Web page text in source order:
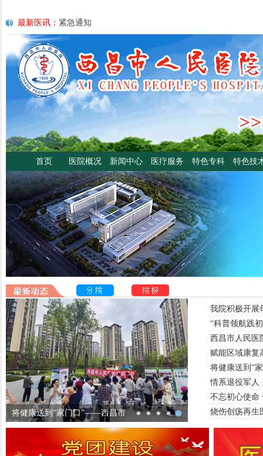
最新医讯： 紧急通知
最新医讯：好消息！四川大学华西医院泌尿外科专家魏强教授来院
最新医讯：西昌市人民总医院携手省科学普及专委会开展卫生下乡
宣传活动
最新医讯：
西昌市人民医院耳鼻咽喉头颈外科将于3月3日开展“全国
日”义诊活动
最新医讯： 重磅消息！2月21日起，四川大学华西医院泌尿外科魏强
将定期到西昌市人民医院开展门诊、手术
最新医讯：
西昌市人民医院胃肠肿瘤专病门诊开诊！
最新医讯：西昌市人民医院开展日间蓝光治疗门诊 轻度“小黄人”，
分离、不住院就能照蓝光啦！
最新医讯：
好消息！西昌市人民医院高压氧舱运行啦
最新医讯：【义诊预告】西昌市人民医院大型义诊活动，5月7日约
啦！
最新医讯：凉山各医院2年跑出“加速度”，9月再迎华西胸外专家
首页 医院概况 新闻中心 医疗服务 特色专科 特色技
将健康送到“家门口”——西昌市
我院积极开展
“科普领航践
西昌市人民医
赋能区域康复
将健康送到“
情系退役军
不忘初心使
烧伤创疡再生
黄华松 主任医师
泌尿外科
张海燕 中西医结
主任医师
中西医结合科